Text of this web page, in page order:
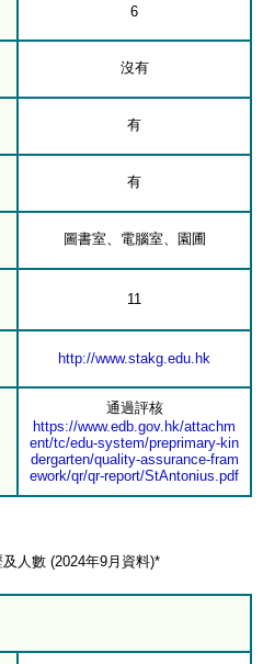
6
沒有
有
有
圖書室、電腦室、園圃
11
http://www.stakg.edu.hk
通過評核
https://www.edb.gov.hk/attachm
ent/tc/edu-system/preprimary-kin
dergarten/quality-assurance-fram
ework/qr/qr-report/StAntonius.pdf
人數 (2024年9月資料)*